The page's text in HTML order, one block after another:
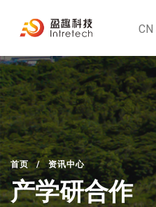
CN
首页 / 资讯中心
产学研合作